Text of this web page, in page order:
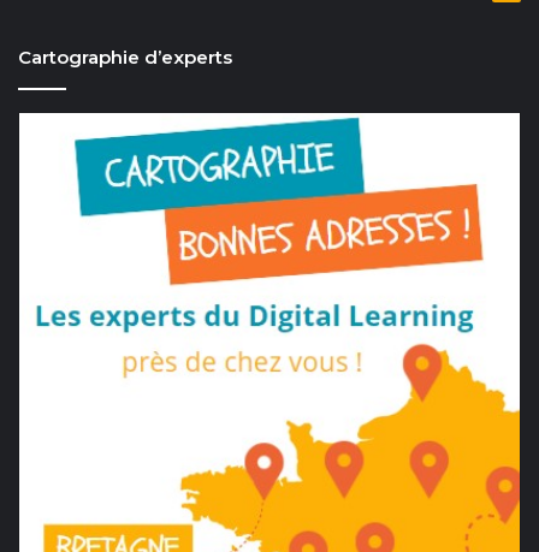
Cartographie d’experts